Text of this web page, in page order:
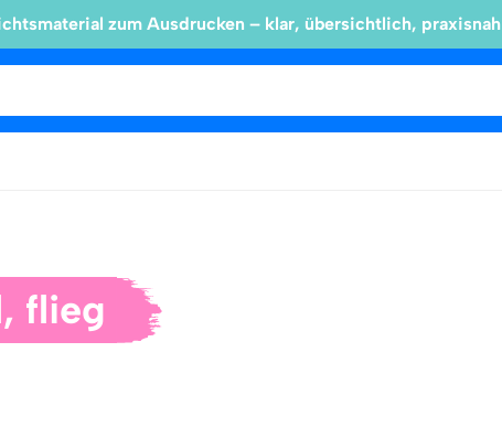
zum Ausdrucken – klar, übersichtlich, praxisnah
flieg